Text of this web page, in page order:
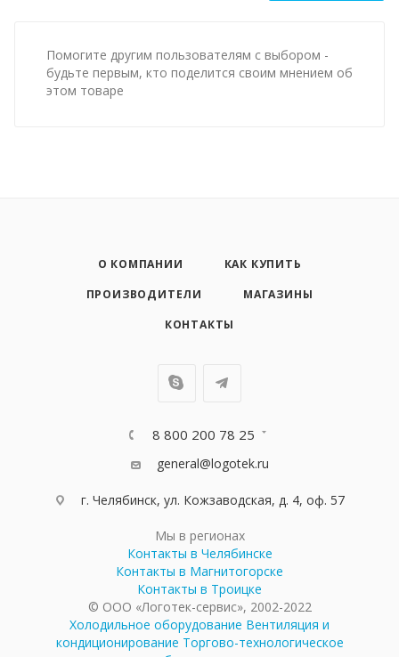
Помогите другим пользователям с выбором -
будьте первым, кто поделится своим мнением об
этом товаре
О КОМПАНИИ
КАК КУПИТЬ
ПРОИЗВОДИТЕЛИ
МАГАЗИНЫ
КОНТАКТЫ
8 800 200 78 25
general@logotek.ru
г. Челябинск, ул. Кожзаводская, д. 4, оф. 57
Мы в регионах
Контакты в Челябинске
Контакты в Магнитогорске
Контакты в Троицке
© ООО «Логотек-сервис», 2002-2022
Холодильное оборудование Вентиляция и
кондиционирование Торгово-технологическое